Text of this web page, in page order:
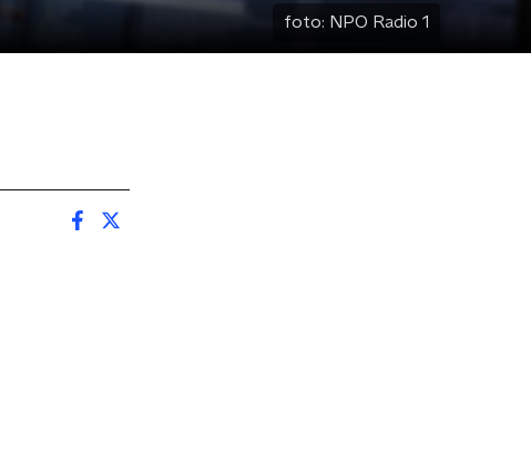
foto: NPO Radio 1